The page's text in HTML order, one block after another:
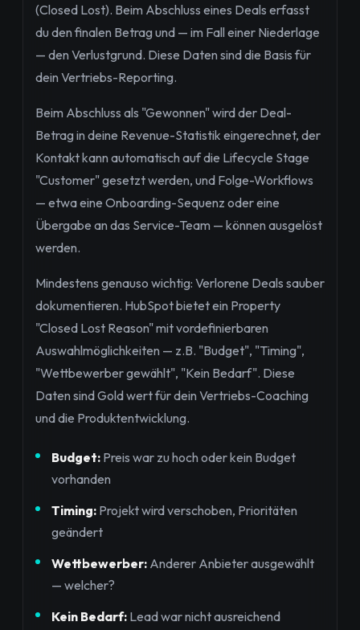
(Closed Lost). Beim Abschluss eines Deals erfasst
du den finalen Betrag und — im Fall einer Niederlage
— den Verlustgrund. Diese Daten sind die Basis für
dein Vertriebs-Reporting.
Beim Abschluss als "Gewonnen" wird der Deal-
Betrag in deine Revenue-Statistik eingerechnet, der
Kontakt kann automatisch auf die Lifecycle Stage
"Customer" gesetzt werden, und Folge-Workflows
— etwa eine Onboarding-Sequenz oder eine
Übergabe an das Service-Team — können ausgelöst
werden.
Mindestens genauso wichtig: Verlorene Deals sauber
dokumentieren. HubSpot bietet ein Property
"Closed Lost Reason" mit vordefinierbaren
Auswahlmöglichkeiten — z.B. "Budget", "Timing",
"Wettbewerber gewählt", "Kein Bedarf". Diese
Daten sind Gold wert für dein Vertriebs-Coaching
und die Produktentwicklung.
Budget: Preis war zu hoch oder kein Budget
vorhanden
Timing: Projekt wird verschoben, Prioritäten
geändert
Wettbewerber: Anderer Anbieter ausgewählt
— welcher?
Kein Bedarf: Lead war nicht ausreichend